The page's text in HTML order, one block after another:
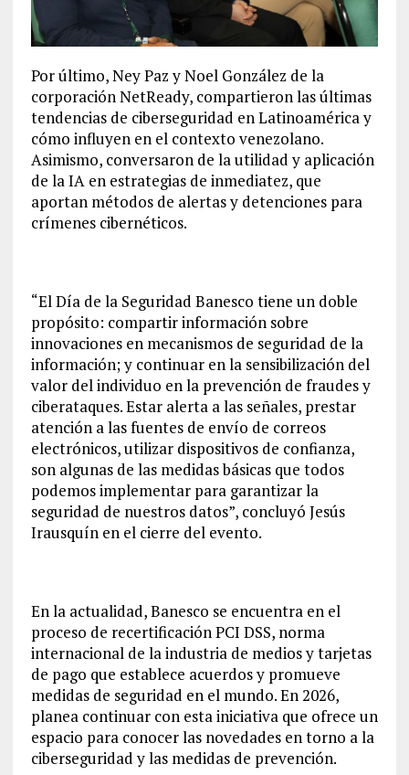
Por último, Ney Paz y Noel González de la
corporación NetReady, compartieron las últimas
tendencias de ciberseguridad en Latinoamérica y
cómo influyen en el contexto venezolano.
Asimismo, conversaron de la utilidad y aplicación
de la IA en estrategias de inmediatez, que
aportan métodos de alertas y detenciones para
crímenes cibernéticos.
“El Día de la Seguridad Banesco tiene un doble
propósito: compartir información sobre
innovaciones en mecanismos de seguridad de la
información; y continuar en la sensibilización del
valor del individuo en la prevención de fraudes y
ciberataques. Estar alerta a las señales, prestar
atención a las fuentes de envío de correos
electrónicos, utilizar dispositivos de confianza,
son algunas de las medidas básicas que todos
podemos implementar para garantizar la
seguridad de nuestros datos”, concluyó Jesús
Irausquín en el cierre del evento.
En la actualidad, Banesco se encuentra en el
proceso de recertificación PCI DSS, norma
internacional de la industria de medios y tarjetas
de pago que establece acuerdos y promueve
medidas de seguridad en el mundo. En 2026,
planea continuar con esta iniciativa que ofrece un
espacio para conocer las novedades en torno a la
ciberseguridad y las medidas de prevención.